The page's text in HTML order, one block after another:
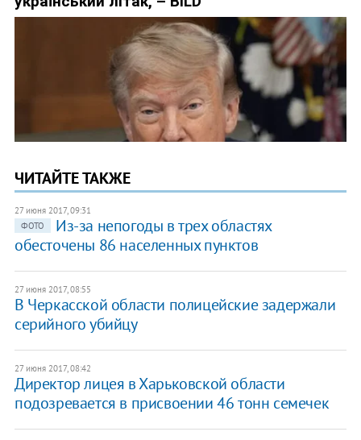
ЧИТАЙТЕ ТАКЖЕ
27 июня 2017, 09:31
ФОТО
Из-за непогоды в трех областях
обесточены 86 населенных пунктов
27 июня 2017, 08:55
В Черкасской области полицейские задержали
серийного убийцу
27 июня 2017, 08:42
Директор лицея в Харьковской области
подозревается в присвоении 46 тонн семечек